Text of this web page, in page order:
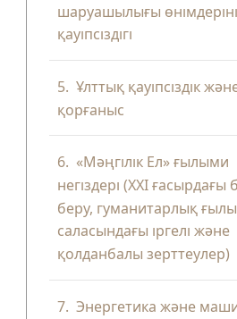
шаруашылығы
қауіпсіздігі
5.Ұлттық қауіпсіздік
қорғаныс
6.«Мәңгілік Ел» ғылыми
негіздері (XXI ғасырдағы
беру, гуманитарлық
саласындағы іргелі және
қолданбалы зерттеулер)
7.Энергетика және